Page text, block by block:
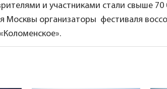
и участниками стали свыше 70
Москвы организаторы фестиваля